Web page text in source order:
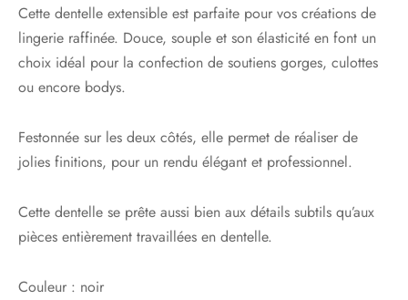
Cette dentelle extensible est parfaite pour vos créations de
lingerie raffinée. Douce, souple et son élasticité en font un
choix idéal pour la confection de soutiens gorges, culottes
ou encore bodys.
Festonnée sur les deux côtés, elle permet de réaliser de
jolies finitions, pour un rendu élégant et professionnel.
Cette dentelle se prête aussi bien aux détails subtils qu’aux
pièces entièrement travaillées en dentelle.
Couleur : noir